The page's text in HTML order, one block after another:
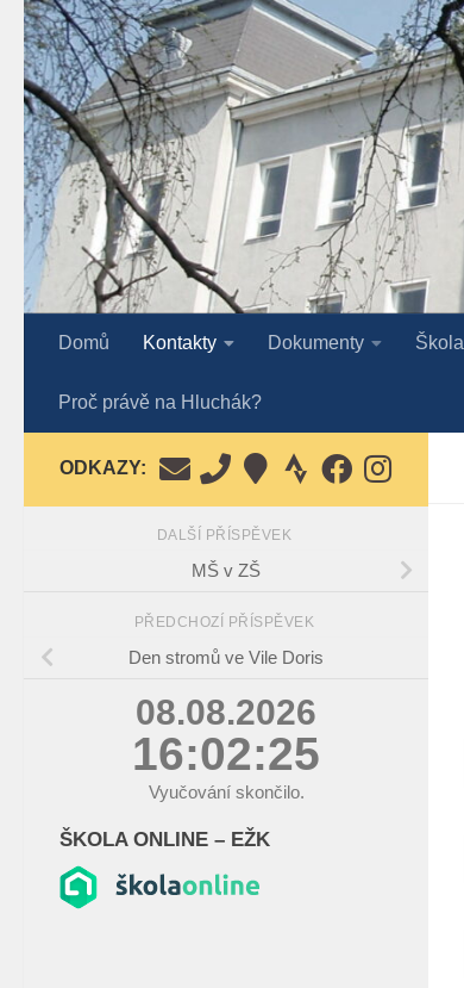
Skip to content
Domů Kontakty Dokumenty Škola
Proč právě na Hluchák?
ODKAZY:
DALŠÍ PŘÍSPĚVEK
MŠ v ZŠ
PŘEDCHOZÍ PŘÍSPĚVEK
Den stromů ve Vile Doris
08.08.2026
16:02:26
Vyučování skončilo.
ŠKOLA ONLINE – EŽK